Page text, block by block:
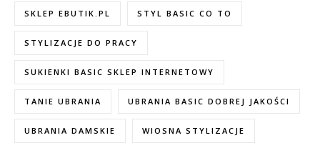
SKLEP EBUTIK.PL STYL BASIC CO TO
STYLIZACJE DO PRACY
SUKIENKI BASIC SKLEP INTERNETOWY
TANIE UBRANIA UBRANIA BASIC DOBREJ JAKOŚCI
UBRANIA DAMSKIE WIOSNA STYLIZACJE